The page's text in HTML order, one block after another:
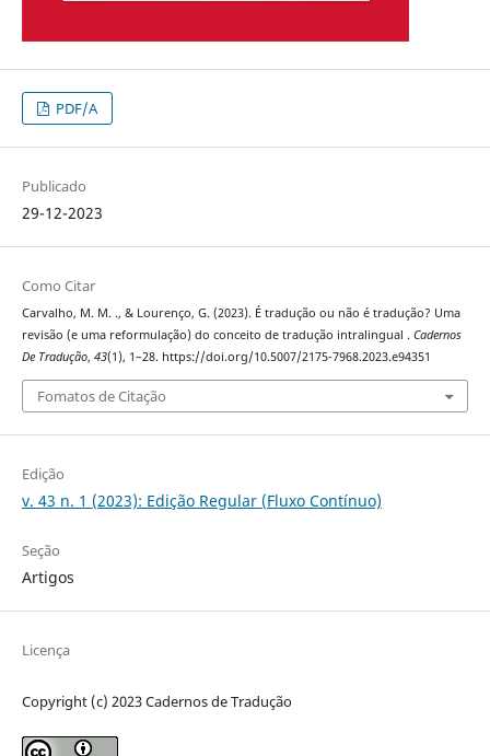
PDF/A
Publicado
29-12-2023
Como Citar
Carvalho, M. M. ., & Lourenço, G. (2023). É tradução ou não é tradução? Uma
revisão (e uma reformulação) do conceito de tradução intralingual . Cadernos
De Tradução, 43(1), 1–28. https://doi.org/10.5007/2175-7968.2023.e94351
Fomatos de Citação
Edição
v. 43 n. 1 (2023): Edição Regular (Fluxo Contínuo)
Seção
Artigos
Licença
Copyright (c) 2023 Cadernos de Tradução